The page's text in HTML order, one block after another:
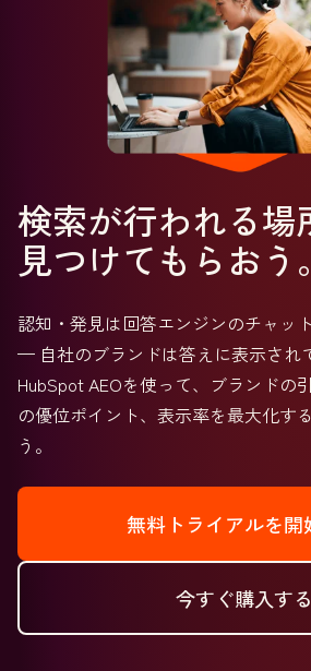
検索が行われる場
見つけてもらおう。
認知・発見は回答エンジンのチャッ
— 自社のブランドは答えに表示され
HubSpot AEOを使って、ブランドの
の優位ポイント、表示率を最大化す
う。
無料トライアルを開
今すぐ購入する